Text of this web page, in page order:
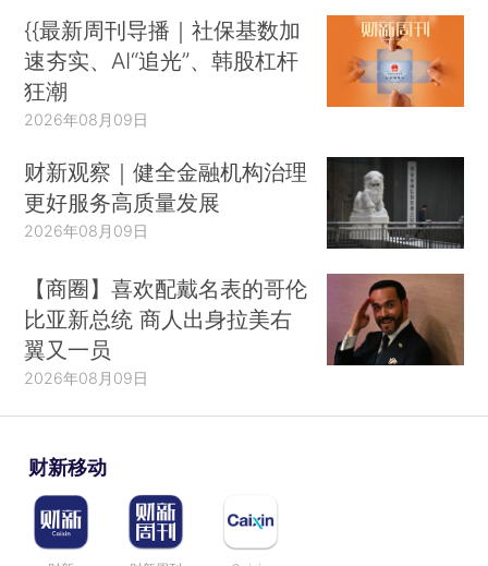
{{最新周刊导播｜社保基数加
速夯实、AI“追光”、韩股杠杆
狂潮
2026年08月09日
财新观察｜健全金融机构治理
更好服务高质量发展
2026年08月09日
【商圈】喜欢配戴名表的哥伦
比亚新总统 商人出身拉美右
翼又一员
2026年08月09日
财新移动